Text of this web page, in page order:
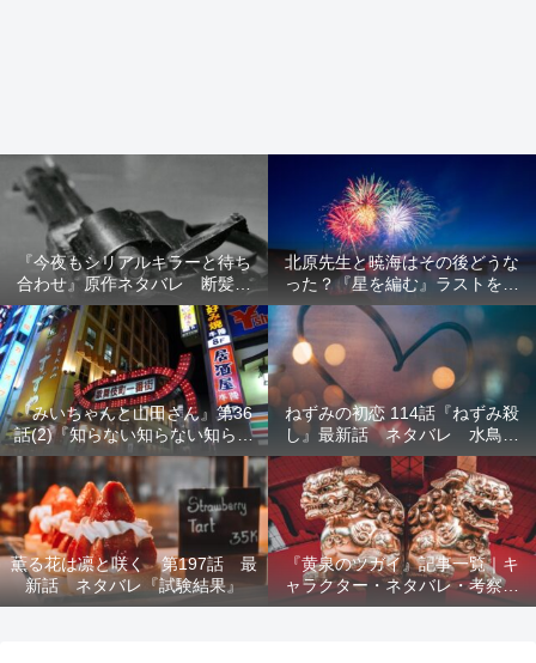
『今夜もシリアルキラーと待ち
合わせ』原作ネタバレ 断髪オ
ブジェ殺人事件 犯人の正体や
結末を解説
北原先生と暁海はその後どうな
った？『星を編む』ラストをネ
タバレ解説
『みいちゃんと山田さん』第36
話(2)『知らない知らない知らな
い』最新話 ネタバレ 犯人確
定 次回最終回
ねずみの初恋 114話『ねずみ殺
し』最新話 ネタバレ 水鳥死
亡 鯆を殺すか
薫る花は凛と咲く 第197話 最
新話 ネタバレ『試験結果』
『黄泉のツガイ』記事一覧｜キ
ャラクター・ネタバレ・考察・
死亡キャラまとめ【完全ガイ